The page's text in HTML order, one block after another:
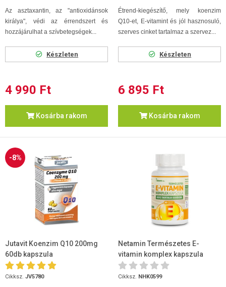
Az asztaxantin, az "antioxidánsok
királya", védi az érrendszert és
hozzájárulhat a szívbetegségek...
Készleten
4 990 Ft
Kosárba rakom
Étrend-kiegészítő, mely koenzim
Q10-et, E-vitamint és jól hasznosuló,
szerves cinket tartalmaz a szervez...
Készleten
6 895 Ft
Kosárba rakom
-8%
Jutavit Koenzim Q10 200mg
60db kapszula
Cikksz. JV5780
Netamin Természetes E-
vitamin komplex kapszula
60db
Cikksz. NHK0599